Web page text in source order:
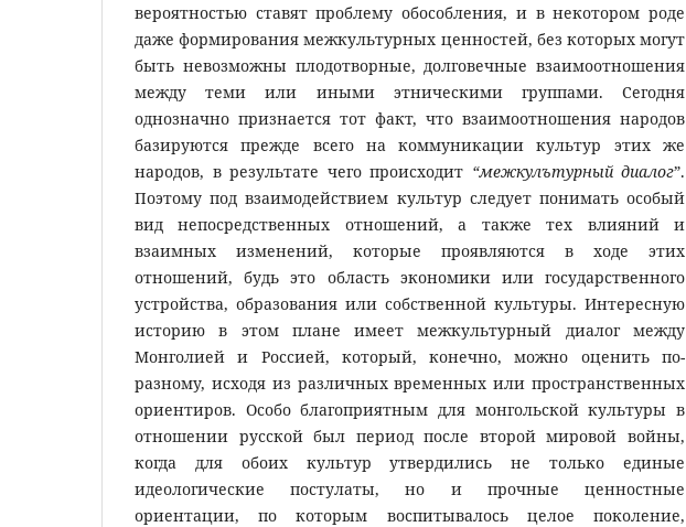
вероятностью ставят проблему обособления, и в некотором роде
даже формирования межкультурных ценностей, без которых могут
быть невозможны плодотворные, долговечные взаимоотношения
между теми или иными этническими группами. Сегодня
однозначно признается тот факт, что взаимоотношения народов
базируются прежде всего на коммуникации культур этих же
народов, в результате чего происходит “межкулътурный диалог”.
Поэтому под взаимодействием культур следует понимать особый
вид непосредственных отношений, а также тех влияний и
взаимных изменений, которые проявляются в ходе этих
отношений, будь это область экономики или государственного
устройства, образования или собственной культуры. Интересную
историю в этом плане имеет межкультурный диалог между
Монголией и Россией, который, конечно, можно оценить по-
разному, исходя из различных временных или пространственных
ориентиров. Особо благоприятным для монгольской культуры в
отношении русской был период после второй мировой войны,
когда для обоих культур утвердились не только единые
идеологические постулаты, но и прочные ценностные
ориентации, по которым воспитывалось целое поколение,